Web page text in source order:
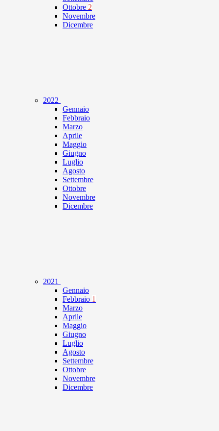
Ottobre 2
Novembre
Dicembre
2022
Gennaio
Febbraio
Marzo
Aprile
Maggio
Giugno
Luglio
Agosto
Settembre
Ottobre
Novembre
Dicembre
2021
Gennaio
Febbraio 1
Marzo
Aprile
Maggio
Giugno
Luglio
Agosto
Settembre
Ottobre
Novembre
Dicembre